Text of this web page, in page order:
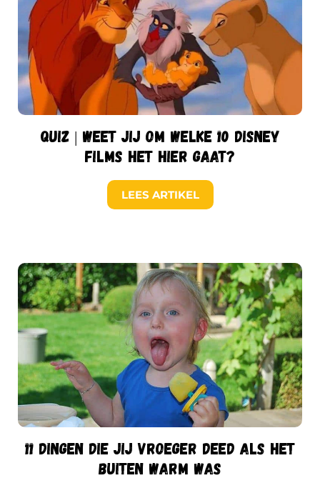
Quiz | Weet jij om welke 10 Disney
films het hier gaat?
LEES ARTIKEL
11 dingen die jij vroeger deed als het
buiten warm was